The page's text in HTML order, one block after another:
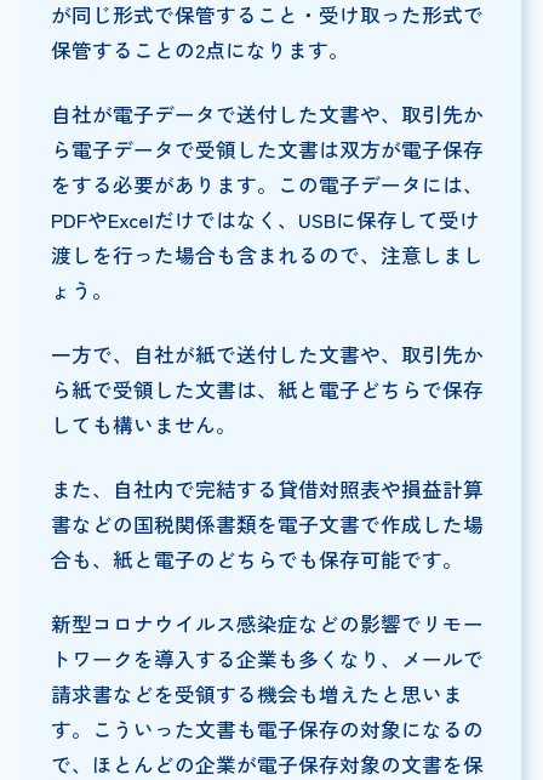
が同じ形式で保管すること・受け取った形式で
保管することの2点になります。
自社が電子データで送付した文書や、取引先か
ら電子データで受領した文書は双方が電子保存
をする必要があります。この電子データには、
PDFやExcelだけではなく、USBに保存して受け
渡しを行った場合も含まれるので、注意しまし
ょう。
一方で、自社が紙で送付した文書や、取引先か
ら紙で受領した文書は、紙と電子どちらで保存
しても構いません。
また、自社内で完結する貸借対照表や損益計算
書などの国税関係書類を電子文書で作成した場
合も、紙と電子のどちらでも保存可能です。
新型コロナウイルス感染症などの影響でリモー
トワークを導入する企業も多くなり、メールで
請求書などを受領する機会も増えたと思いま
す。こういった文書も電子保存の対象になるの
で、ほとんどの企業が電子保存対象の文書を保